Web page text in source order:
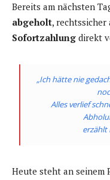
Bereits am nächsten
abgeholt,
Sofortzahlung direkt
„Ich hätte nie
Alles verlief
erzählt
Heute steht an seinem